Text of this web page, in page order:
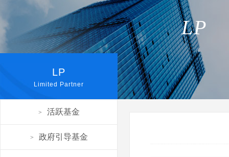
LP
LP
Limited Partner
> 活跃基金
> 政府引导基金